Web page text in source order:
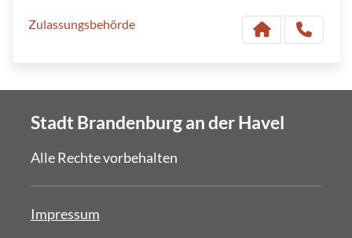
Zulassungsbehörde
Stadt Brandenburg an der Havel
Alle Rechte vorbehalten
Impressum